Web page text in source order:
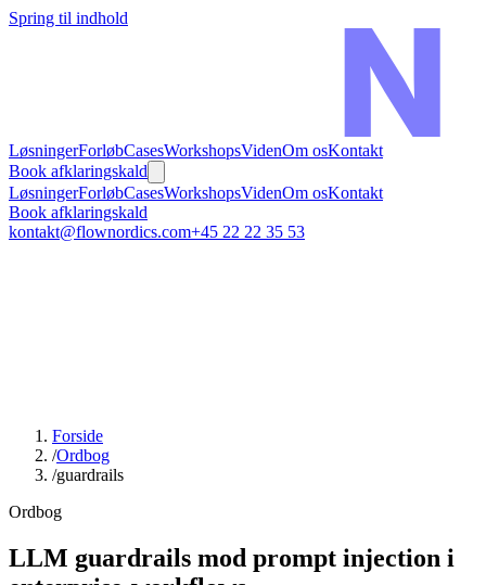
Spring til indhold
LøsningerForløbCasesWorkshopsVidenOm osKontakt
Book afklaringskald
LøsningerForløbCasesWorkshopsVidenOm osKontakt
Book afklaringskald
kontakt@flownordics.com+45 22 22 35 53
Forside
/Ordbog
/guardrails
Ordbog
LLM guardrails mod prompt injection i